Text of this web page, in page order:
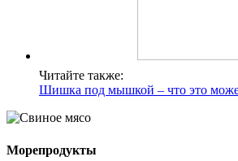
Читайте также:
Шишка под мышкой – что это
Морепродукты